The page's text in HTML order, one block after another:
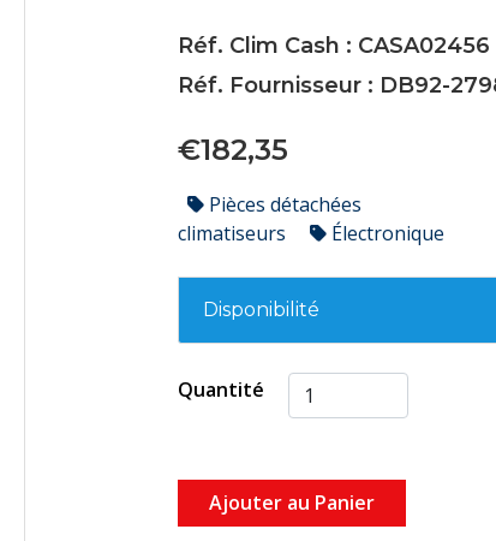
Réf. Clim Cash : CASA02456
Réf. Fournisseur : DB92-
€182,35
Pièces détachées
climatiseurs
Électronique
Disponibilité
Quantité
Ajouter au Panier